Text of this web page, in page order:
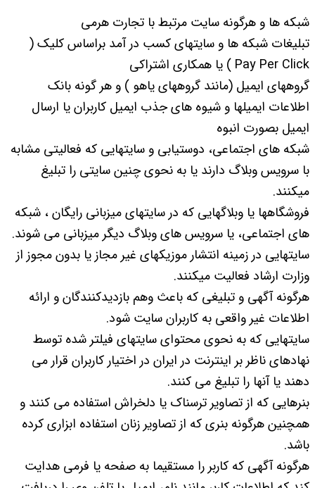
شبکه ها و هرگونه سایت مرتبط با تجارت هرمی
تبلیغات شبکه ها و سایتهای کسب در آمد براساس کلیک (
Pay Per Click ) یا همکاری اشتراکی
گروههای ایمیل (مانند گروههای یاهو ) و هر گونه بانک
اطلاعات ایمیلها و شیوه های جذب ایمیل کاربران یا ارسال
ایمیل بصورت انبوه
شبکه های اجتماعی، دوستیابی و سایتهایی که فعالیتی مشابه
با سرویس وبلاگ دارند یا به نحوی چنین سایتی را تبلیغ
میکنند.
فروشگاهها یا وبلاگهایی که در سایتهای میزبانی رایگان ، شبکه
های اجتماعی، یا سرویس های وبلاگ دیگر میزبانی می شوند.
سایتهایی در زمینه انتشار موزیکهای غیر مجاز یا بدون مجوز از
وزارت ارشاد فعالیت میکنند.
هرگونه آگهی و تبلیغی که باعث وهم بازدیدکنندگان و ارائه
اطلاعات غیر واقعی به کاربران سایت شود.
سایتهایی که به نحوی محتوای سایتهای فیلتر شده توسط
نهادهای ناظر بر اینترنت در ایران در اختیار کاربران قرار می
دهند یا آنها را تبلیغ می کنند.
بنرهایی که از تصاویر ترسناک یا دلخراش استفاده می کنند و
همچنین هرگونه بنری که از تصاویر زنان استفاده ابزاری کرده
باشد.
هرگونه آگهی که کاربر را مستقیما به صفحه یا فرمی هدایت